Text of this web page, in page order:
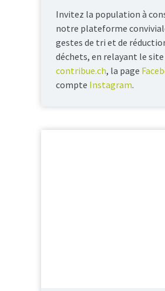
Invitez la population à
notre plateforme
gestes de tri et de
déchets, en relayant le site
contribue.ch, la page
compte Instagram.